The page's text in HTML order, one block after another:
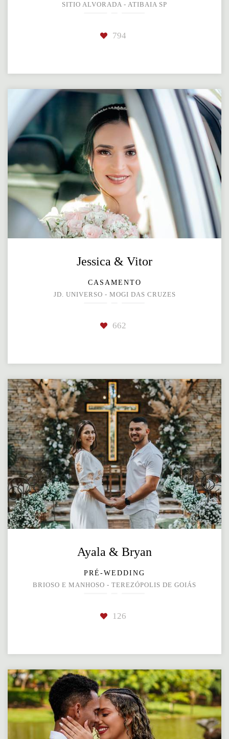
SITIO ALVORADA - ATIBAIA SP
794
Jessica & Vitor
CASAMENTO
JD. UNIVERSO - MOGI DAS CRUZES
662
Ayala & Bryan
PRÉ-WEDDING
BRIOSO E MANHOSO - TEREZÓPOLIS DE GOIÁS
126